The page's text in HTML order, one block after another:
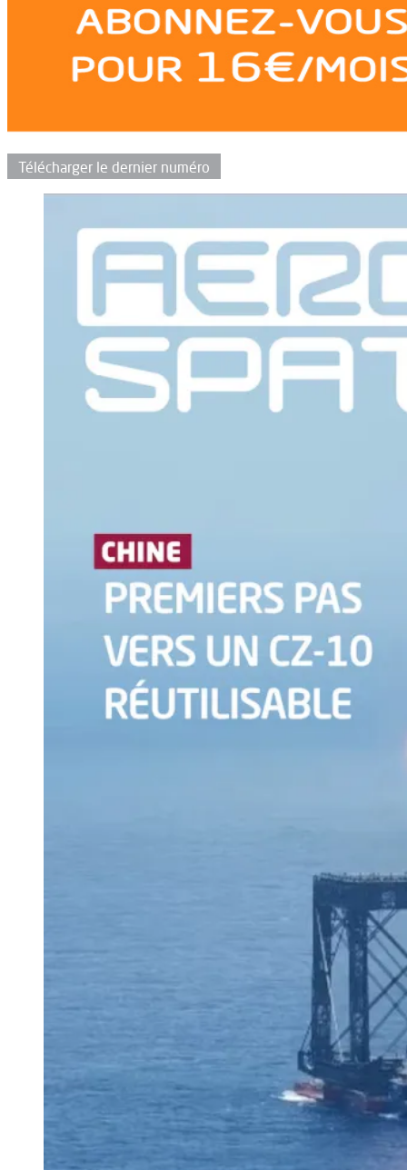
Télécharger le dernier numéro